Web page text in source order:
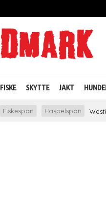
FISKE SKYTTE JAKT
Fiskespön Haspelspön